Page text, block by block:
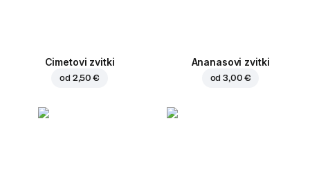
Cimetovi zvitki
od 2,50 €
Ananasovi zvitki
od3,00 €